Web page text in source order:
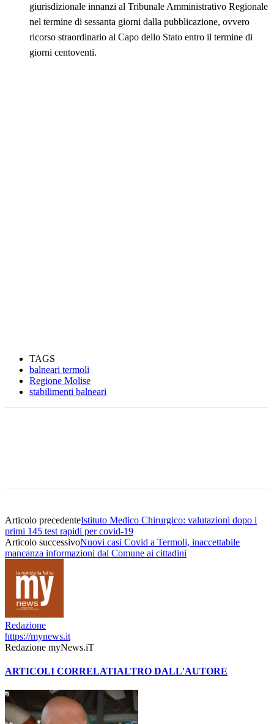
giurisdizionale innanzi al Tribunale Amministrativo Regionale
nel termine di sessanta giorni dalla pubblicazione, ovvero
ricorso straordinario al Capo dello Stato entro il termine di
giorni centoventi.
TAGS
balneari termoli
Regione Molise
stabilimenti balneari
Articolo precedenteIstituto Medico Chirurgico: valutazioni dopo i
primi 145 test rapidi per covid-19
Articolo successivoNuovi casi Covid a Termoli, inaccettabile
mancanza informazioni dal Comune ai cittadini
Redazione
https://mynews.it
Redazione myNews.iT
ARTICOLI CORRELATIALTRO DALL'AUTORE